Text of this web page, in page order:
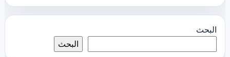
البحث
البحث